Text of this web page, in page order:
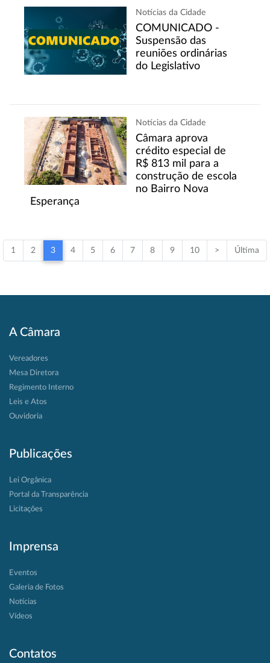
Notícias da Cidade
COMUNICADO -
Suspensão das
reuniões ordinárias
do Legislativo
Notícias da Cidade
Câmara aprova
crédito especial de
R$ 813 mil para a
construção de escola
no Bairro Nova
Esperança
1 2 3 4 5 6 7 8 9 10 > Última
A Câmara
Vereadores
Mesa Diretora
Regimento Interno
Leis e Atos
Ouvidoria
Publicações
Lei Orgânica
Portal da Transparência
Licitações
Imprensa
Eventos
Galeria de Fotos
Notícias
Vídeos
Contatos